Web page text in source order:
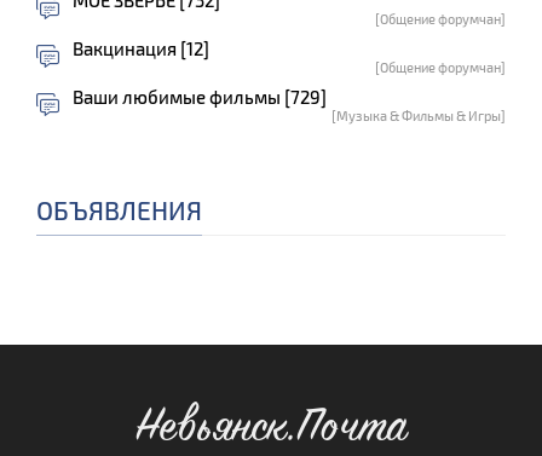
[Общение форумчан]
Вакцинация [12]
[Общение форумчан]
Ваши любимые фильмы [729]
[Музыка & Фильмы & Игры]
ОБЪЯВЛЕНИЯ
Невьянск.Почта